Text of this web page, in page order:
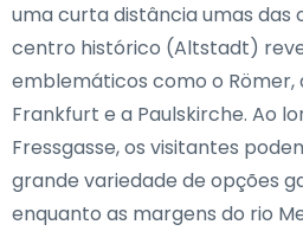
uma curta distância umas das
centro histórico (Altstadt)
emblemáticos como o Römer,
Frankfurt e a Paulskirche. Ao
Fressgasse, os visitantes
grande variedade de opções
enquanto as margens do rio